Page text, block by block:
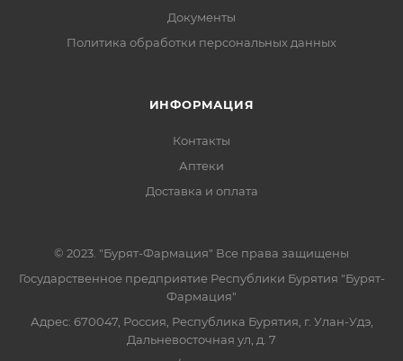
Документы
Политика обработки персональных данных
ИНФОРМАЦИЯ
Контакты
Аптеки
Доставка и оплата
© 2023. "Бурят-Фармация" Все права защищены
Государственное предприятие Республики Бурятия "Бурят-
Фармация"
Адрес: 670047, Россия, Республика Бурятия, г. Улан-Удэ,
Дальневосточная ул, д. 7